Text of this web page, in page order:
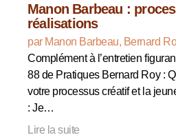
Manon Barbeau :
réalisations
par Manon Barbeau, Bernard
Complément à l’entretien
88 de Pratiques Bernard Roy :
votre processus créatif et la
: Je…
Lire la suite